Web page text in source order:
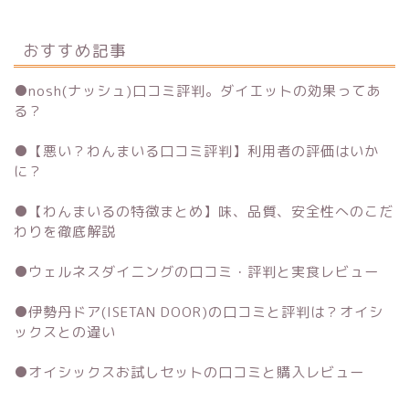
おすすめ記事
●nosh(ナッシュ)口コミ評判。ダイエットの効果ってあ
る？
● 【悪い？わんまいる口コミ評判】利用者の評価はいか
に？
● 【わんまいるの特徴まとめ】味、品質、安全性へのこだ
わりを徹底解説
●ウェルネスダイニングの口コミ・評判と実食レビュー
●伊勢丹ドア(ISETAN DOOR)の口コミと評判は？オイシ
ックスとの違い
●オイシックスお試しセットの口コミと購入レビュー